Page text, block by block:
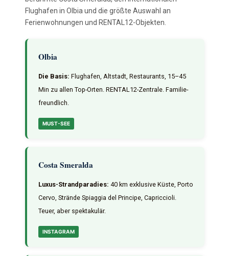
Flughafen in Olbia und die größte Auswahl an
Ferienwohnungen und RENTAL12-Objekten.
Olbia
Die Basis: Flughafen, Altstadt, Restaurants, 15–45
Min zu allen Top-Orten. RENTAL12-Zentrale. Familie-
freundlich.
MUST-SEE
Costa Smeralda
Luxus-Strandparadies: 40 km exklusive Küste, Porto
Cervo, Strände Spiaggia del Principe, Capriccioli.
Teuer, aber spektakulär.
INSTAGRAM